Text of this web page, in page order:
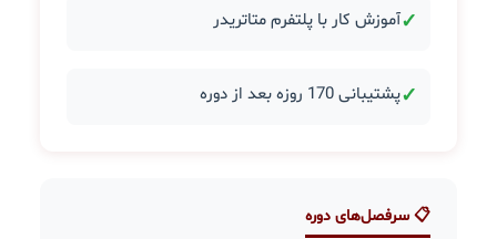
✓آموزش کار با پلتفرم متاتریدر
✓پشتیبانی 170 روزه بعد از دوره
📋 سرفصل‌های دوره